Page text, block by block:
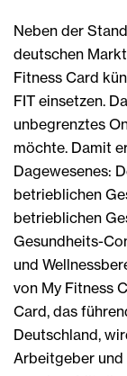
Neben der
deutschen
Fitness Card
FIT einsetzen.
unbegrenztes
möchte. Damit
Dagewesenes:
betrieblichen
betrieblichen
Gesundheits-
und
von My Fitness
Card, das
Deutschland,
Arbeitgeber